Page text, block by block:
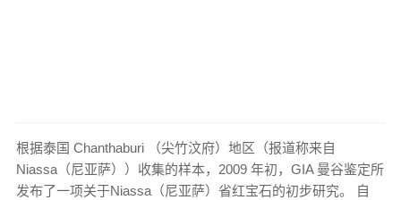
根据泰国 Chanthaburi （尖竹汶府）地区（报道称来自
Niassa（尼亚萨））收集的样本，2009 年初，GIA 曼谷鉴定所
发布了一项关于Niassa（尼亚萨）省红宝石的初步研究。 自